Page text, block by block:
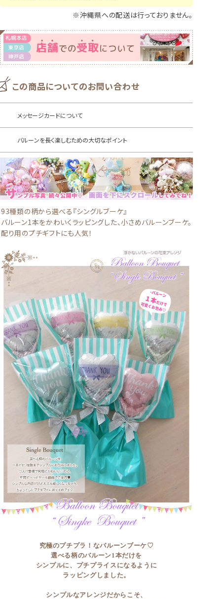
※沖縄県への配送は行っておりません。
この商品についてのお問い合わせ
メッセージカードについて
バルーンを長く楽しむための大切なポイント
93種類の柄から選べる『シングルブーケ』
バルーン1本をかわいくラッピングした、小さめバルーンブーケ。
配り用のプチギフトにも人気！
究極のプチプラ！なバルーンブーケ♡
選べる柄のバルーン1本だけを
シンプルに、プチプライスになるように
ラッピングしました。
シンプルなアレンジだからこそ、